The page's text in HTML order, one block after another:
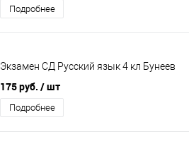
Подробнее
Экзамен СД Русский язык 4 кл Бунеев
175 руб. / шт
Подробнее